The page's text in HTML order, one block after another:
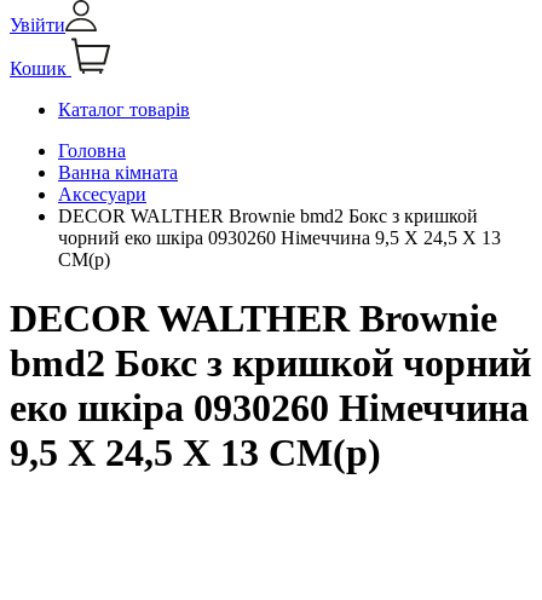
Увійти
Кошик
Каталог товарів
Головна
Ванна кімната
Аксесуари
DECOR WALTHER Brownie bmd2 Бокс з кришкой
чорний еко шкіра 0930260 Німеччина 9,5 X 24,5 X 13
CM(р)
DECOR WALTHER Brownie
bmd2 Бокс з кришкой чорний
еко шкіра 0930260 Німеччина
9,5 X 24,5 X 13 CM(р)